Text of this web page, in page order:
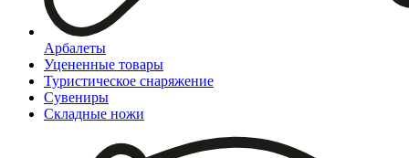
Арбалеты
Уцененные товары
Туристическое снаряжение
Сувениры
Складные ножи